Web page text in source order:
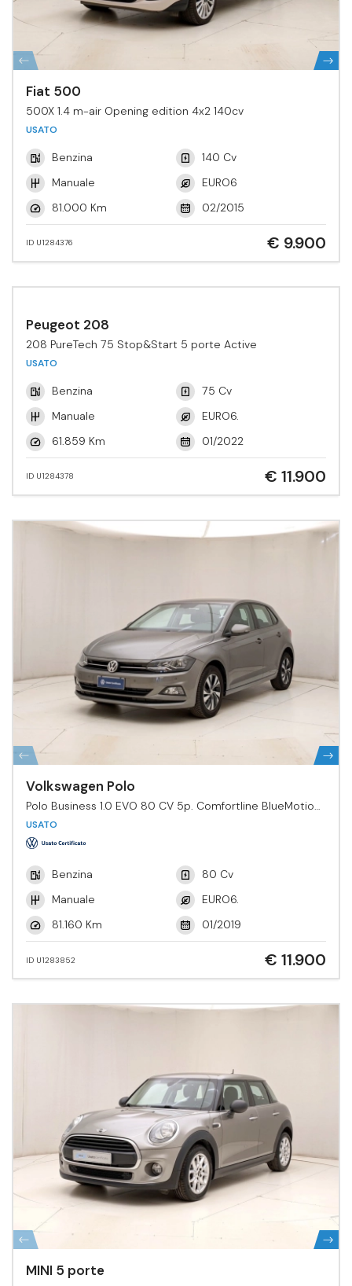
Fiat 500
500X 1.4 m-air Opening edition 4x2 140cv
USATO
Benzina
140 Cv
Manuale
EURO6
81.000 Km
02/2015
ID U1284376 € 9.900
Peugeot 208
208 PureTech 75 Stop&Start 5 porte Active
USATO
Benzina
75 Cv
Manuale
EURO6.
61.859 Km
01/2022
ID U1284378 € 11.900
Volkswagen Polo
Polo Business 1.0 EVO 80 CV 5p. Comfortline BlueMotion
Tech.
USATO
Benzina
80 Cv
Manuale
EURO6.
81.160 Km
01/2019
ID U1283852 € 11.900
MINI 5 porte